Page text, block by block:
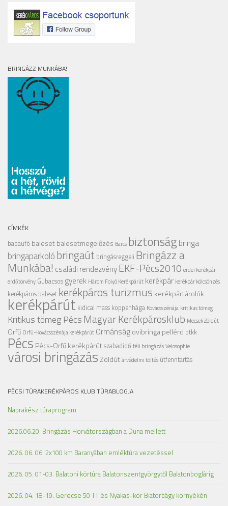
BRINGÁZZ MUNKÁBA!
CÍMKÉK
babaufó balesetbalesetmegelőzés Barcs biztonságbringa
bringaparkolóbringaút bringásreggeli Bringázz a
Munkába! családi rendezvényEKF-Pécs2010 erdei kerékpár
erdőtörvény Gubacsos gyerek Három Folyó Kerékpárút kerékpár kerékpár kölcsönzés
kerékpáros baleset kerékpáros turizmus kerékpártárolók
kerékpárút kidical mass koppenhága Kovácsszénája kritikus tömeg
Kritikus tömeg PécsMagyar Kerékpárosklub Mecsek Zöldút
Orfű Orfű-Kovácsszénája kerékpárút Ormánságovibringapellérd ptkk
Pécs Pécs-Orfű kerékpárútszabadidő téli bringázásVelosophie
városi bringázás Zöldútárvédelmi töltés útfenntartás
PÉCSI TÚRAKERÉKPÁROS KLUB TÚRABLOGJA
Naprakész túraprogram
2026.06.20. Bringázás Horvátországban a Duna mellett
2026. 06. 06. 2x100 km Baranyában emléktúra vezetéssel
2026. 05. 01-03. Balatoni körtúra Balatonszentgyörgytől Balatonboglárig
2026. 04. 18-19. Gerecse 50 TT és Nyakas-kör Biatorbágy környékén